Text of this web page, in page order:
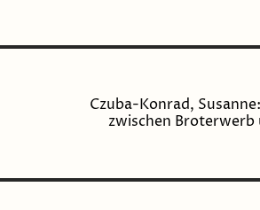
Czuba-Konrad,
zwischen Broterwerb